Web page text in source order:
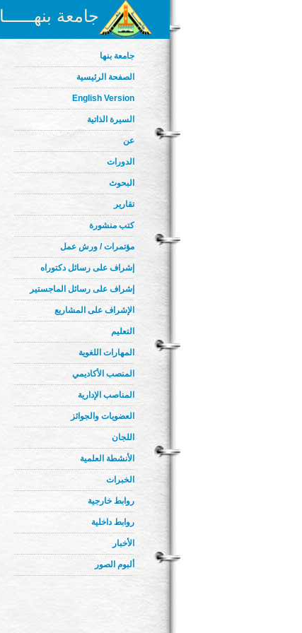
جامعة بنهــــــا
جامعة بنها
الصفحة الرئيسية
English Version
السيرة الذاتية
عن
الدورات
البحوث
تقارير
كتب منشورة
مؤتمرات / ورش عمل
إشراف على رسائل دكتوراه
إشراف على رسائل الماجستير
الإشراف على المشاريع
التعليم
المهارات اللغوية
المنصب الأكاديمي
المناصب الإدارية
العضويات والجوائز
اللجان
الأنشطة العلمية
الخبرات
روابط خارجية
روابط داخلية
الأخبار
ألبوم الصور